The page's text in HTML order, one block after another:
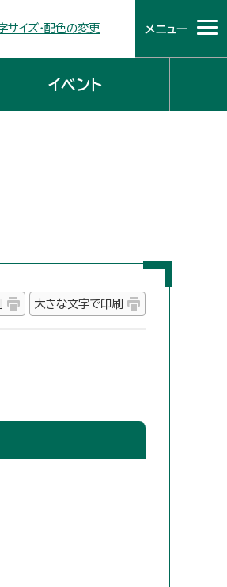
サイズ・配色の変更 メニュー
イベント
大きな文字で印刷